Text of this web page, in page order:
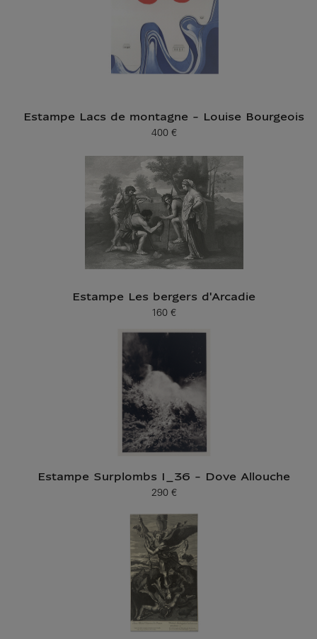
Estampe Lacs de montagne - Louise Bourgeois
Prix ​​actuel
400 €
Estampe Les bergers d'Arcadie
Prix ​​actuel
160 €
Estampe Surplombs I_36 - Dove Allouche
Prix ​​actuel
290 €